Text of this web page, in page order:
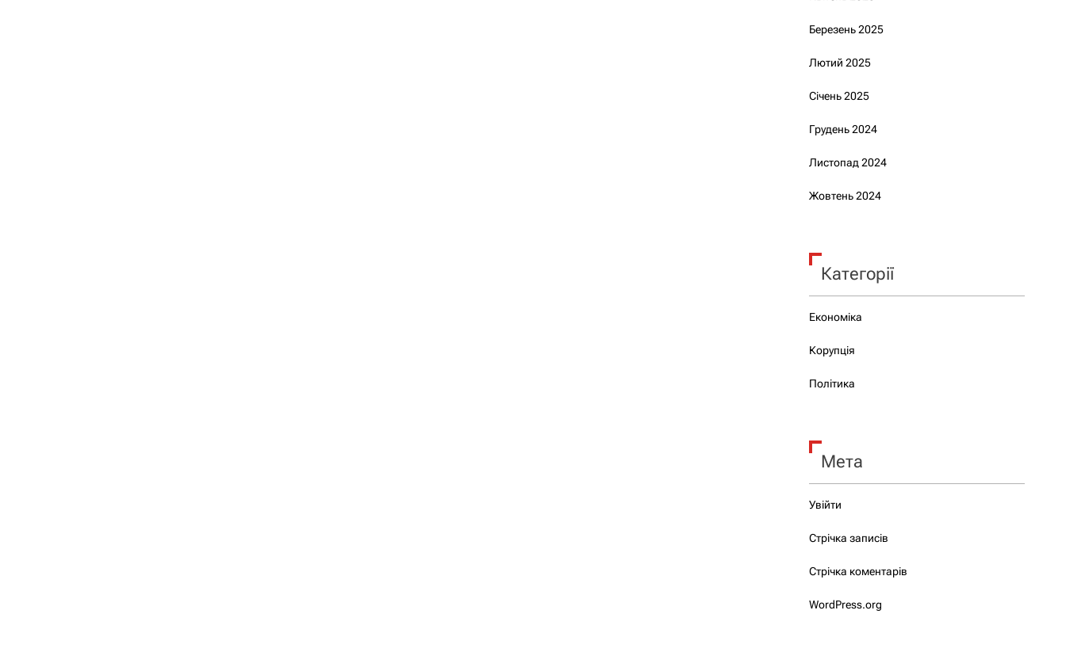
Березень 2025
Лютий 2025
Січень 2025
Грудень 2024
Листопад 2024
Жовтень 2024
Категорії
Економіка
Корупція
Політика
Мета
Увійти
Стрічка записів
Стрічка коментарів
WordPress.org